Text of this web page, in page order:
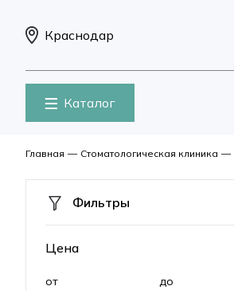
Краснодар
Каталог
Главная — Стоматологическая клиника —
Фильтры
Цена
от до